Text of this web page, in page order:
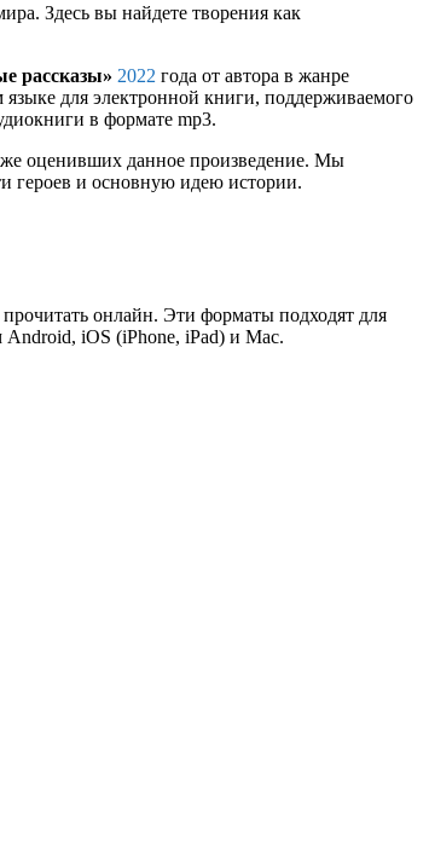
Здесь вы найдете творения как
рассказы» 2022 года от автора в жанре
для электронной книги, поддерживаемого
в формате mp3.
оценивших данное произведение. Мы
героев и основную идею истории.
онлайн. Эти форматы подходят для
iOS (iPhone, iPad) и Mac.